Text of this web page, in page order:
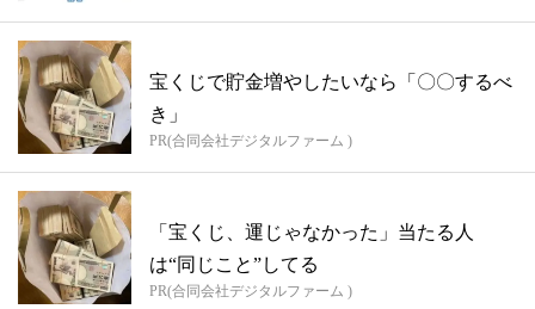
宝くじで貯金増やしたいなら「〇〇するべ
き」
PR(合同会社デジタルファーム )
「宝くじ、運じゃなかった」当たる人
は“同じこと”してる
PR(合同会社デジタルファーム )